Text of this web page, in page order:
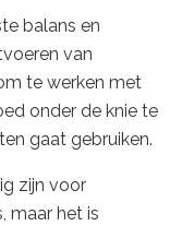
balans en
van
te werken met
onder de knie te
gaat gebruiken.
zijn voor
maar het is